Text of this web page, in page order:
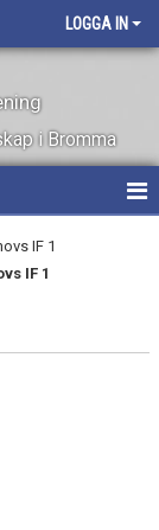
LOGGA IN
i Bromma
IF 1